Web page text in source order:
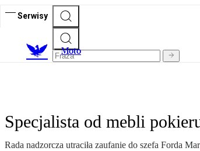
Serwisy
Moto
Specjalista od mebli
Rada nadzorcza utraciła zaufanie do szefa Forda